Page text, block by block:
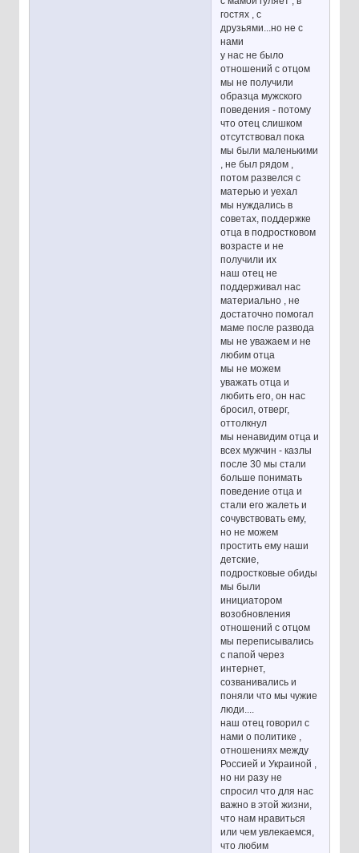
гостях , с
друзьями...но не с
нами
у нас не было
отношений с отцом
мы не получили
образца мужского
поведения - потому
что отец слишком
отсутствовал пока
мы были маленькими
, не был рядом ,
потом развелся с
матерью и уехал
мы нуждались в
советах, поддержке
отца в подростковом
возрасте и не
получили их
наш отец не
поддерживал нас
материально , не
достаточно помогал
маме после развода
мы не уважаем и не
любим отца
мы не можем
уважать отца и
любить его, он нас
бросил, отверг,
оттолкнул
мы ненавидим отца и
всех мужчин - казлы
после 30 мы стали
больше понимать
поведение отца и
стали его жалеть и
сочувствовать ему,
но не можем
простить ему наши
детские,
подростковые обиды
мы были
инициатором
возобновления
отношений с отцом
мы переписывались
с папой через
интернет,
созванивались и
поняли что мы чужие
люди....
наш отец говорил с
нами о политике ,
отношениях между
Россией и Украиной ,
но ни разу не
спросил что для нас
важно в этой жизни,
что нам нравиться
или чем увлекаемся,
что любим